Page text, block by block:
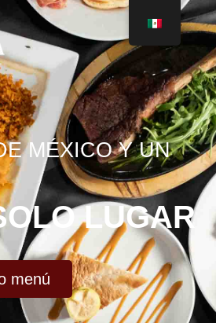
MÉXICO Y UN
LUGAR
menú